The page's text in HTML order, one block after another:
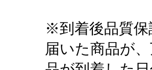
※到着後品質
届いた商品が